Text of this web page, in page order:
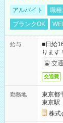
アルバイト 職
ブランクOK
給与
■日給
ります！
交
交通費
勤務地
東京都
東京駅
株式